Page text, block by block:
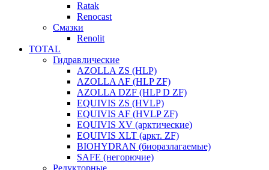
Ratak
Renocast
Смазки
Renolit
TOTAL
Гидравлические
AZOLLA ZS (HLP)
AZOLLA AF (HLP ZF)
AZOLLA DZF (HLP D ZF)
EQUIVIS ZS (HVLP)
EQUIVIS AF (HVLP ZF)
EQUIVIS XV (арктические)
EQUIVIS XLT (аркт. ZF)
BIOHYDRAN (биоразлагаемые)
SAFE (негорючие)
Редукторные